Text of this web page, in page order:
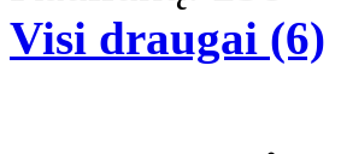
Visi draugai (6)